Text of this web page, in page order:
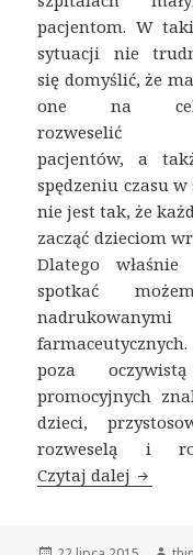
pacjentom. W
sytuacji nie
się domyślić, że
one na
rozweselić
pacjentów, a
spędzeniu czasu
nie jest tak, że
zacząć dzieciom
Dlatego
spotkać
poza
promocyjnych
dzieci,
rozweselą i
Czytaj dalej